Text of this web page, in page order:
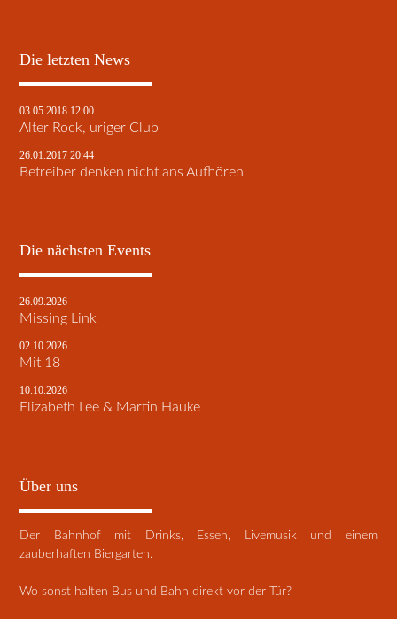
Die letzten News
03.05.2018 12:00
Alter Rock, uriger Club
26.01.2017 20:44
Betreiber denken nicht ans Aufhören
Die nächsten Events
26.09.2026
Missing Link
02.10.2026
Mit 18
10.10.2026
Elizabeth Lee & Martin Hauke
Über uns
Der Bahnhof mit Drinks, Essen, Livemusik und einem
zauberhaften Biergarten.
Wo sonst halten Bus und Bahn direkt vor der Tür?